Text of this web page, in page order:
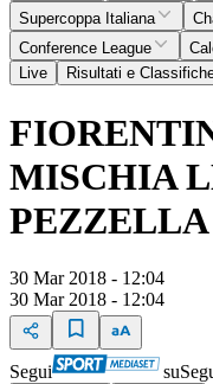
Supercoppa Italiana
Conference League
Live
Risultati e
MISCHIA
30 Mar 2018 - 12:04
30 Mar 2018 - 12:04
Segui su